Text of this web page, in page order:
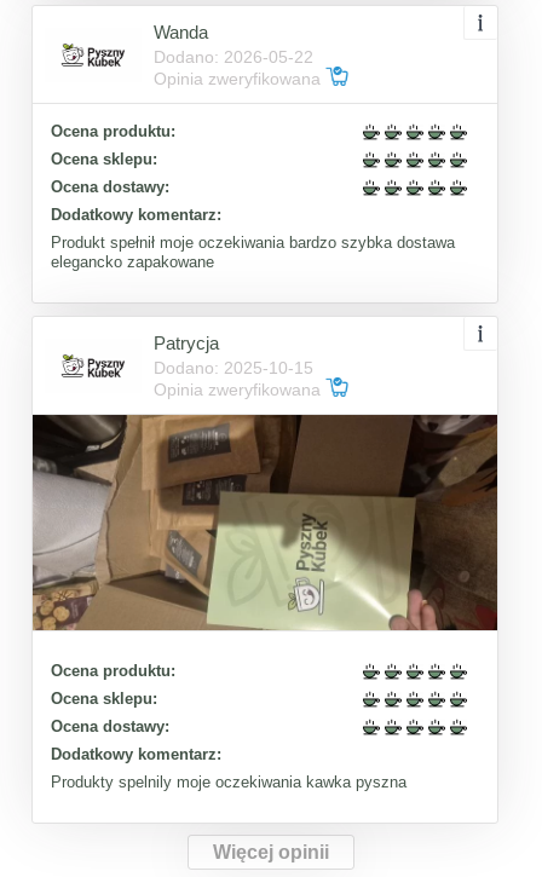
Wanda
Dodano: 2026-05-22
Opinia zweryfikowana
Ocena produktu:
Ocena sklepu:
Ocena dostawy:
Dodatkowy komentarz:
Produkt spełnił moje oczekiwania bardzo szybka dostawa
elegancko zapakowane
Patrycja
Dodano: 2025-10-15
Opinia zweryfikowana
Ocena produktu:
Ocena sklepu:
Ocena dostawy:
Dodatkowy komentarz:
Produkty spelnily moje oczekiwania kawka pyszna
Więcej opinii